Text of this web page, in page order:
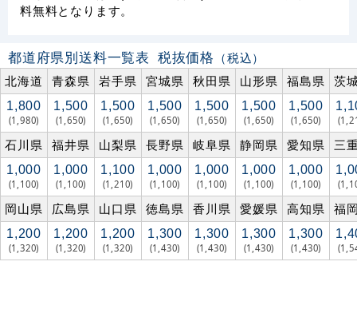
料無料となります。
都道府県別送料一覧表 税抜価格 （税込）
北海道
青森県 岩手県 宮城県 秋田県 山形県 福島県 茨
1,800
(1,980)
1,500
(1,650)
1,500
(1,650)
1,500
(1,650)
1,500
(1,650)
1,500
(1,650)
1,500
(1,650)
石川県 福井県 山梨県 長野県 岐阜県 静岡県 愛知県 三
1,000
(1,100)
1,000
(1,100)
1,100
(1,210)
1,000
(1,100)
1,000
(1,100)
1,000
(1,100)
1,000
(1,100)
岡山県 広島県 山口県 徳島県 香川県 愛媛県 高知県 福
1,200
(1,320)
1,200
(1,320)
1,200
(1,320)
1,300
(1,430)
1,300
(1,430)
1,300
(1,430)
1,300
(1,430)